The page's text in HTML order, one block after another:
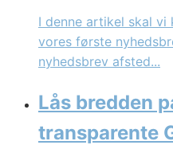
I denne artikel skal vi
vores første
nyhedsbrev afsted...
Lås bredden
transparente